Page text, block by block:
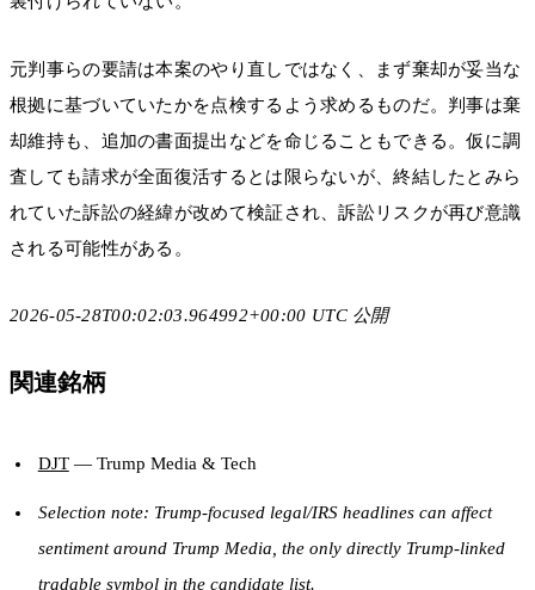
元判事らの要請は本案のやり直しではなく、まず棄却が妥当な
根拠に基づいていたかを点検するよう求めるものだ。判事は棄
却維持も、追加の書面提出などを命じることもできる。仮に調
査しても請求が全面復活するとは限らないが、終結したとみら
れていた訴訟の経緯が改めて検証され、訴訟リスクが再び意識
される可能性がある。
2026-05-28T00:02:03.964992+00:00 UTC 公開
関連銘柄
DJT— Trump Media & Tech
Selection note: Trump-focused legal/IRS headlines can affect
sentiment around Trump Media, the only directly Trump-linked
tradable symbol in the candidate list.